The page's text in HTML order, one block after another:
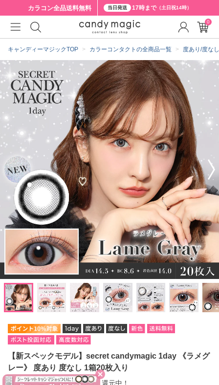
カラコン全品送料無料 当日発送 17時まで（土日祝14時）
キャンディーマジックTOP カラーコンタクトの全商品一覧 度あり/度な
【新スペックモデル】secret candymagic 1day 《ラメグ
レー》 度あり 度なし 1箱20枚入り
今だけ10％ポイント【249pt】還元中！
0
クーポン詳細